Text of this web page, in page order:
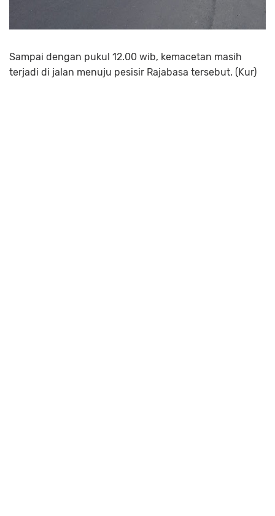
Sampai dengan pukul 12.00 wib, kemacetan masih
terjadi di jalan menuju pesisir Rajabasa tersebut. (Kur)